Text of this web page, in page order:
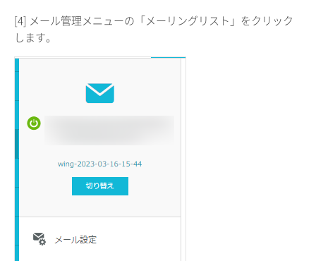
[4] メール管理メニューの「メーリングリスト」をクリック
します。